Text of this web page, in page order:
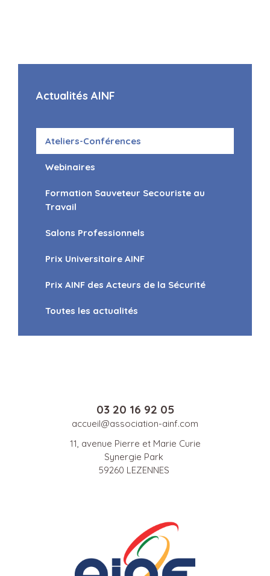
Actualités AINF
Ateliers-Conférences
Webinaires
Formation Sauveteur Secouriste au
Travail
Salons Professionnels
Prix Universitaire AINF
Prix AINF des Acteurs de la Sécurité
Toutes les actualités
03 20 16 92 05
accueil@association-ainf.com
11, avenue Pierre et Marie Curie
Synergie Park
59260 LEZENNES